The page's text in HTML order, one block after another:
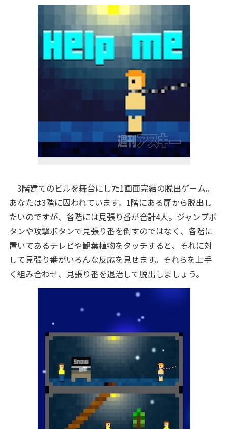
3階建てのビルを舞台にした1画面完結の脱出ゲーム。
あなたは3階に囚われています。1階にある扉から脱出し
たいのですが、各階には見張り番が合計4人。ジャンプボ
タンや攻撃ボタンで見張り番を倒すのではなく、各階に
置いてあるテレビや観葉植物をタッチすると、それに対
して見張り番がいろんな反応を見せます。それらを上手
く組み合わせ、見張り番を退治して脱出しましょう。